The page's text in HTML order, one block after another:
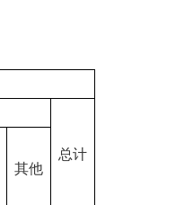
总计
其他